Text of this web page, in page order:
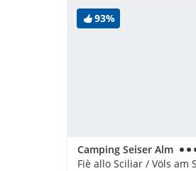
93%
Camping Seiser Alm